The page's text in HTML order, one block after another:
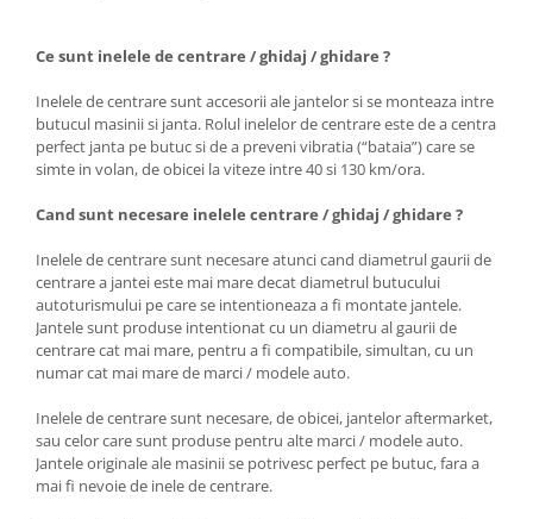
Ce sunt inelele de centrare / ghidaj / ghidare ?
Inelele de centrare sunt accesorii ale jantelor si se monteaza intre
butucul masinii si janta. Rolul inelelor de centrare este de a centra
perfect janta pe butuc si de a preveni vibratia (“bataia”) care se
simte in volan, de obicei la viteze intre 40 si 130 km/ora.
Cand sunt necesare inelele centrare / ghidaj / ghidare ?
Inelele de centrare sunt necesare atunci cand diametrul gaurii de
centrare a jantei este mai mare decat diametrul butucului
autoturismului pe care se intentioneaza a fi montate jantele.
Jantele sunt produse intentionat cu un diametru al gaurii de
centrare cat mai mare, pentru a fi compatibile, simultan, cu un
numar cat mai mare de marci / modele auto.
Inelele de centrare sunt necesare, de obicei, jantelor aftermarket,
sau celor care sunt produse pentru alte marci / modele auto.
Jantele originale ale masinii se potrivesc perfect pe butuc, fara a
mai fi nevoie de inele de centrare.